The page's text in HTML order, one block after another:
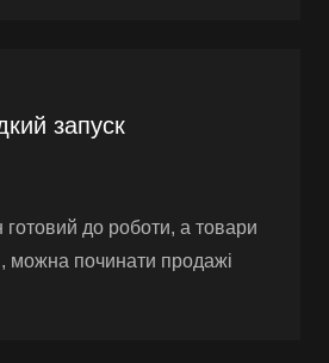
запуск
готовий до роботи, а товари
можна починати продажі